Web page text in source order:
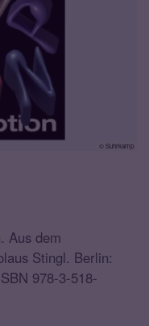
© Suhrkamp
Aus dem
Stingl. Berlin:
978-3-518-